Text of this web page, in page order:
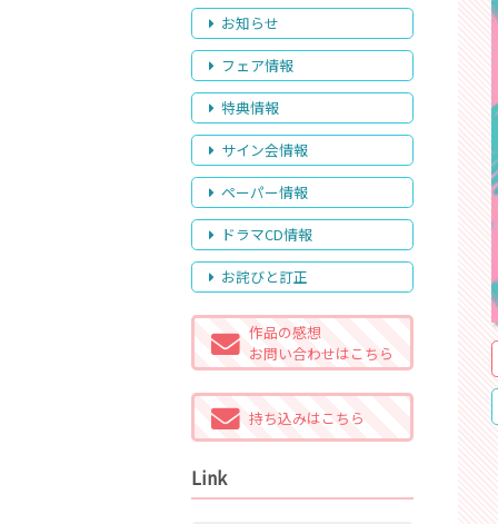
お知らせ
フェア情報
特典情報
サイン会情報
ペーパー情報
ドラマCD情報
お詫びと訂正
作品の感想
お問い合わせはこちら
持ち込みはこちら
Link